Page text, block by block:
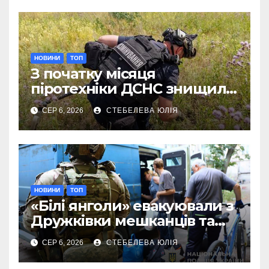
НОВИНИ ТОП
З початку місяця
піротехніки ДСНС знищили
18 вибухонебезпечних
предметів
СЕР 6, 2026 СТЕБЕЛЕВА ЮЛІЯ
НОВИНИ ТОП
«Білі янголи» евакуювали з
Дружківки мешканців та
їхніх домашніх улюбленців
СЕР 6, 2026 СТЕБЕЛЕВА ЮЛІЯ